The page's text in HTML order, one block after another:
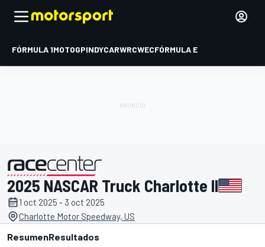
FÓRMULA 1MOTOGPINDYCARWRCWECFÓRMULA E
presentado por
2025 NASCAR Truck Charlotte II
1 oct 2025 - 3 oct 2025
Charlotte Motor Speedway, US
ResumenResultados